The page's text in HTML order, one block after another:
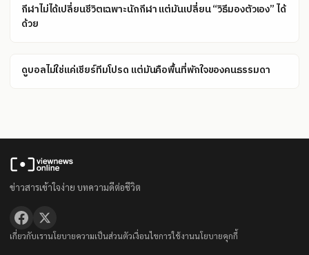
กีฬาไม่ได้เปลี่ยนชีวิตเฉพาะนักกีฬา แต่มันเปลี่ยน “วิธีมองตัวเอง” ได้
ด้วย
ดูบอลไม่ใช่แค่เชียร์ทีมโปรด แต่มันคือพื้นที่พักใจของคนธรรมดา
ข่าวสารเข้าใจง่าย บทความดีต่อชีวิต
เกี่ยวกับเรานโยบายความเป็นส่วนตัวเงื่อนไขการใช้งานนโยบายคุกกี้